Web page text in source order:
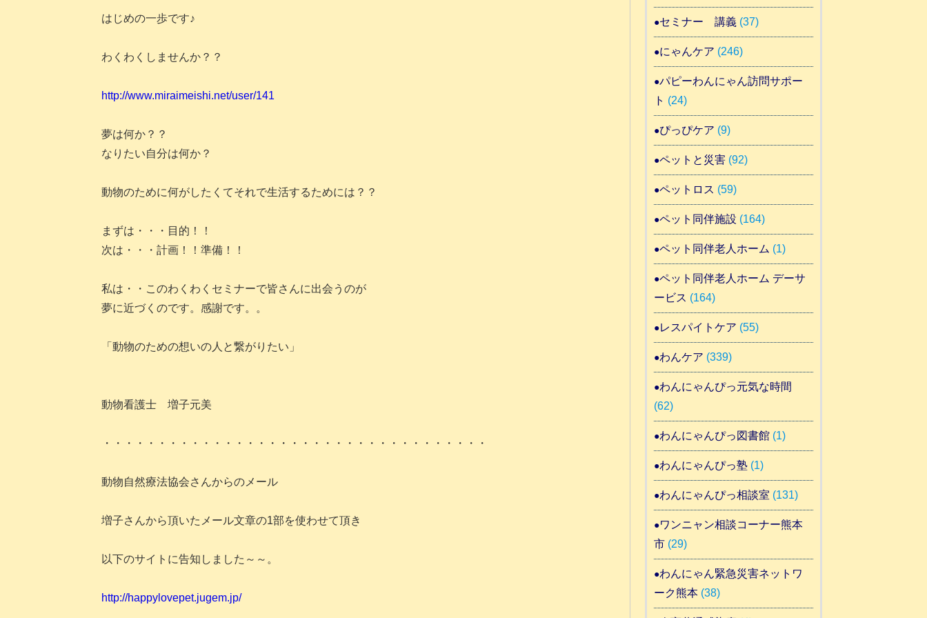
はじめの一歩です♪
わくわくしませんか？？
http://www.miraimeishi.net/user/141
夢は何か？？
なりたい自分は何か？
動物のために何がしたくてそれで生活するためには？？
まずは・・・目的！！
次は・・・計画！！準備！！
私は・・このわくわくセミナーで皆さんに出会うのが
夢に近づくのです。感謝です。。
「動物のための想いの人と繋がりたい」
動物看護士 増子元美
・・・・・・・・・・・・・・・・・・・・・・・・・・・・・・・・・・・
動物自然療法協会さんからのメール
増子さんから頂いたメール文章の1部を使わせて頂き
以下のサイトに告知しました～～。
http://happylovepet.jugem.jp/
セミナー 講義(37)
にゃんケア (246)
パピーわんにゃん訪問サポー
ト (24)
ぴっぴケア (9)
ペットと災害(92)
ペットロス (59)
ペット同伴施設 (164)
ペット同伴老人ホーム (1)
ペット同伴老人ホーム デーサ
ービス (164)
レスパイトケア (55)
わんケア (339)
わんにゃんぴっ元気な時間
(62)
わんにゃんぴっ図書館(1)
わんにゃんぴっ塾(1)
わんにゃんぴっ相談室 (131)
ワンニャン相談コーナー熊本
市(29)
わんにゃん緊急災害ネットワ
ーク熊本(38)